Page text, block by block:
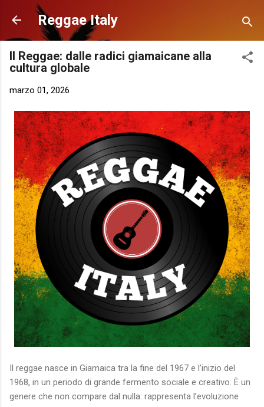
Passa ai contenuti principali
Reggae Italy
Il Reggae: dalle radici giamaicane alla
cultura globale
marzo 01, 2026
Il reggae nasce in Giamaica tra la fine del 1967 e l’inizio del
1968, in un periodo di grande fermento sociale e creativo. È un
genere che non compare dal nulla: rappresenta l’evoluzione